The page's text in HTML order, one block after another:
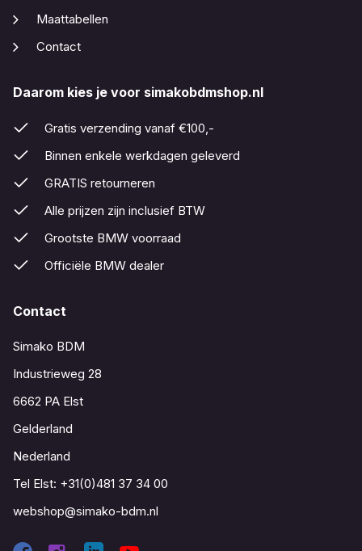
Maattabellen
Contact
Daarom kies je voor simakobdmshop.nl
Gratis verzending vanaf €100,-
Binnen enkele werkdagen geleverd
GRATIS retourneren
Alle prijzen zijn inclusief BTW
Grootste BMW voorraad
Officiële BMW dealer
Contact
Simako BDM
Industrieweg 28
6662 PA Elst
Gelderland
Nederland
Tel Elst: +31(0)481 37 34 00
webshop@simako-bdm.nl